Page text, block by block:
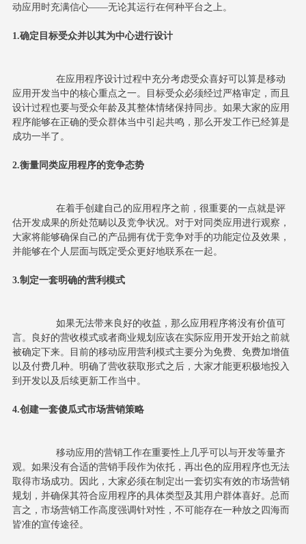
动应用时充满信心——无论其运行在何种平台之上。
1.确定目标受众并以其为中心进行设计
应用开发当中的核心重点之一。目标受众必须经过严格审定，而且
设计过程也要与受众年龄及其整体情绪保持同步。如果大家的应用
程序能够在正确的受众群体当中引起共鸣，那么开发工作已经算是
成功一半了。
2.衡量同类应用程序的竞争态势
估开发成果的所处范畴以及竞争状况。对于对同类应用进行观察，
大家将能够确保自己的产品拥有优于竞争对手的功能定位及效果，
并能够在个人层面与既定受众更好地联系在一起。
3.制定一套明确的营利模式
言。良好的营收模式或者商业规划应该在实际应用开发开始之前就
被确定下来。目前的移动应用营利模式主要分为免费、免费加增值
以及付费几种。明确了营收获取形式之后，大家才能更积极地投入
到开发以及后续更新工作当中。
4.创建一套傻瓜式市场营销策略
观。如果没有合适的营销手段作为依托，再出色的应用程序也无法
取得市场成功。因此，大家必须在制定出一套切实有效的市场营销
规划，并确保其符合应用程序的具体类型及其用户群体喜好。总而
言之，市场营销工作高度强调针对性，不可能存在一种放之四海而
皆准的宣传途径。